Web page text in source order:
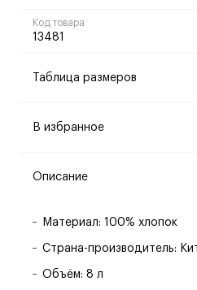
Код товара
13481
Таблица размеров
В избранное
Описание
Материал: 100% хлопок
Страна-производитель:
Объём: 8 л